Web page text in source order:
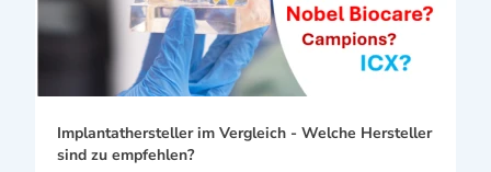
Implantathersteller im Vergleich - Welche Hersteller
sind zu empfehlen?